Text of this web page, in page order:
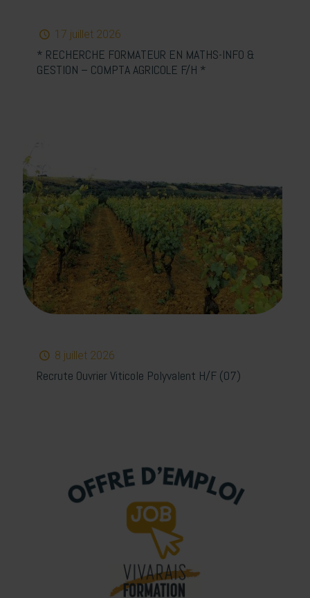
17 juillet 2026
* RECHERCHE FORMATEUR EN MATHS-INFO &
GESTION – COMPTA AGRICOLE F/H *
8 juillet 2026
Recrute Ouvrier Viticole Polyvalent H/F (07)